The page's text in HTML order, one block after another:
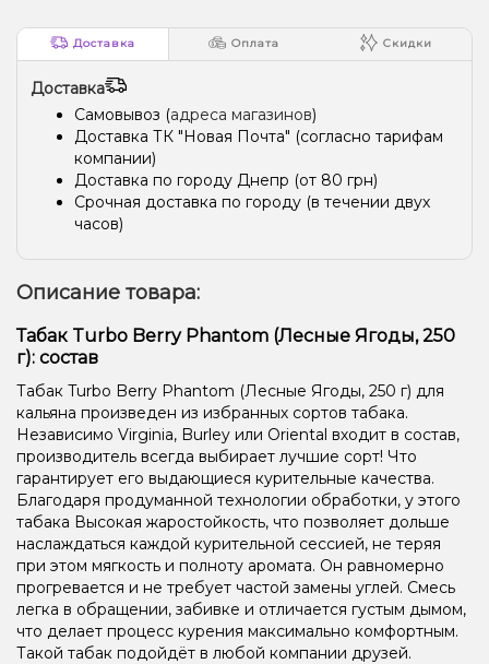
Доставка Оплата Скидки
Доставка
Самовывоз (адреса магазинов)
Доставка ТК "Новая Почта" (согласно тарифам
компании)
Доставка по городу Днепр (от 80 грн)
Срочная доставка по городу (в течении двух
часов)
Описание товара:
Табак Turbo Berry Phantom (Лесные Ягоды, 250
г): состав
Табак Turbo Berry Phantom (Лесные Ягоды, 250 г) для
кальяна произведен из избранных сортов табака.
Независимо Virginia, Burley или Oriental входит в состав,
производитель всегда выбирает лучшие сорт! Что
гарантирует его выдающиеся курительные качества.
Благодаря продуманной технологии обработки, у этого
табака Высокая жаростойкость, что позволяет дольше
наслаждаться каждой курительной сессией, не теряя
при этом мягкость и полноту аромата. Он равномерно
прогревается и не требует частой замены углей. Смесь
легка в обращении, забивке и отличается густым дымом,
что делает процесс курения максимально комфортным.
Такой табак подойдёт в любой компании друзей.